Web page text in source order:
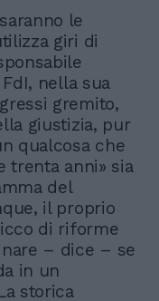
le
giri di
nella sua
gremito,
giustizia, pur
qualcosa che
trenta anni» sia
del
il proprio
di riforme
– dice – se
in un
storica